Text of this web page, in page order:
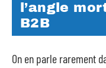
l’angle
B2B
On en parle rarement